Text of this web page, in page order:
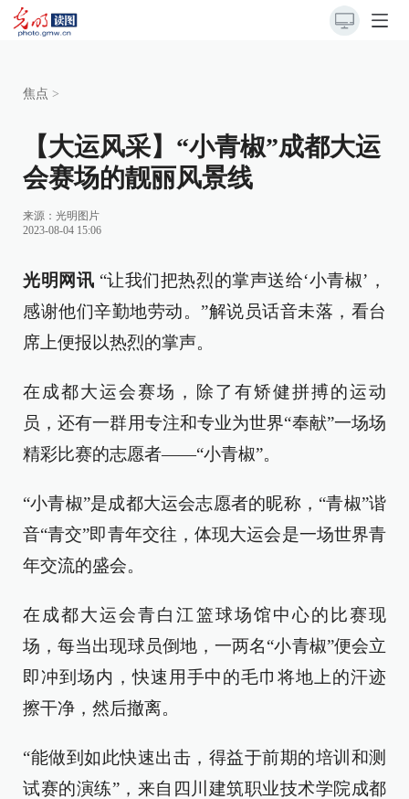
焦点 >
【大运风采】“小青椒”成都大运
会赛场的靓丽风景线
来源： 光明图片
2023-08-04 15:06
光明网讯 “让我们把热烈的掌声送给‘小青椒’，
感谢他们辛勤地劳动。”解说员话音未落，看台
席上便报以热烈的掌声。
在成都大运会赛场，除了有矫健拼搏的运动
员，还有一群用专注和专业为世界“奉献”一场场
精彩比赛的志愿者——“小青椒”。
“小青椒”是成都大运会志愿者的昵称，“青椒”谐
音“青交”即青年交往，体现大运会是一场世界青
年交流的盛会。
在成都大运会青白江篮球场馆中心的比赛现
场，每当出现球员倒地，一两名“小青椒”便会立
即冲到场内，快速用手中的毛巾将地上的汗迹
擦干净，然后撤离。
“能做到如此快速出击，得益于前期的培训和测
试赛的演练”，来自四川建筑职业技术学院成都